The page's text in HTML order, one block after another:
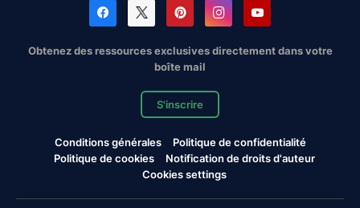
Obtenez des ressources exclusives directement dans votre
boîte mail
S'inscrire
Conditions générales
Politique de confidentialité
Politique de cookies
Notification de droits d'auteur
Cookies settings